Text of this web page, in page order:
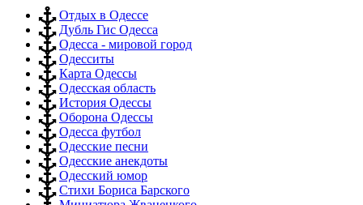
Отдых в Одессе
Дубль Гис Одесса
Одесса - мировой город
Одесситы
Карта Одессы
Одесская область
История Одессы
Оборона Одессы
Одесса футбол
Одесские песни
Одесские анекдоты
Одесский юмор
Стихи Бориса Барского